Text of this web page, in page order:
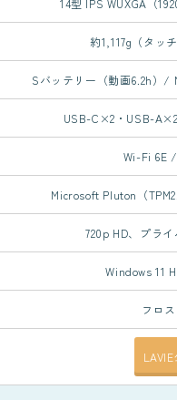
14型 IPS WUXGA（
約1,117g（タッ
Sバッテリー（動画6.2h）/
USB-C×2・USB-
Wi-Fi 6E
Microsoft Pluton（
720p HD、プラ
Windows 11
フロ